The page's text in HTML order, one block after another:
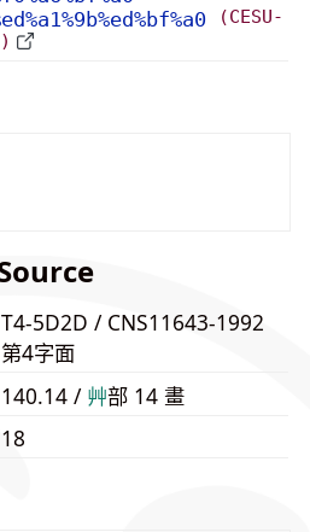
(CESU-
T4-5D2D / CNS11643-1992
第4字面
140.14 / ⾋部 14 畫
18